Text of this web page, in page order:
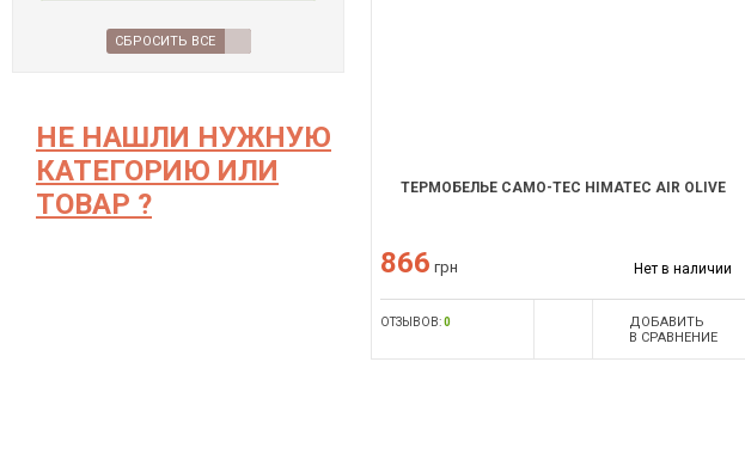
СБРОСИТЬ ВСЕ
НЕ НАШЛИ НУЖНУЮ
КАТЕГОРИЮ ИЛИ
ТОВАР ?
ТЕРМОБЕЛЬЕ CAMO-TEC HIMATEC AIR OLIVE
866 грн Нет в наличии
ОТЗЫВОВ:0
ДОБАВИТЬ
В СРАВНЕНИЕ